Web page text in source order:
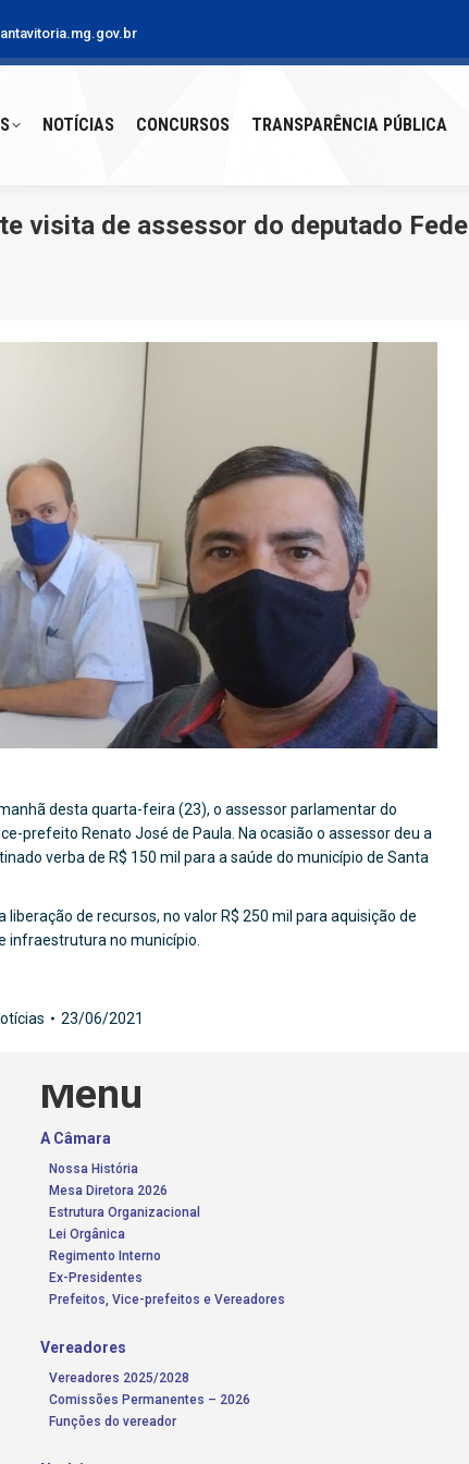
NOTÍCIAS CONCURSOS TRANSPARÊNCIA PÚBLICA
visita de assessor do deputado
desta quarta-feira (23), o assessor parlamentar do
prefeito Renato José de Paula. Na ocasião o assessor deu a
verba de R$ 150 mil para a saúde do município de Santa
de recursos, no valor R$ 250 mil para aquisição de
infraestrutura no município.
23/06/2021
Menu
A Câmara
Nossa História
Mesa Diretora 2026
Estrutura Organizacional
Lei Orgânica
Regimento Interno
Ex-Presidentes
Prefeitos, Vice-prefeitos e Vereadores
Vereadores
Vereadores 2025/2028
Comissões Permanentes – 2026
Funções do vereador
NOTÍCIAS CONCURSOS